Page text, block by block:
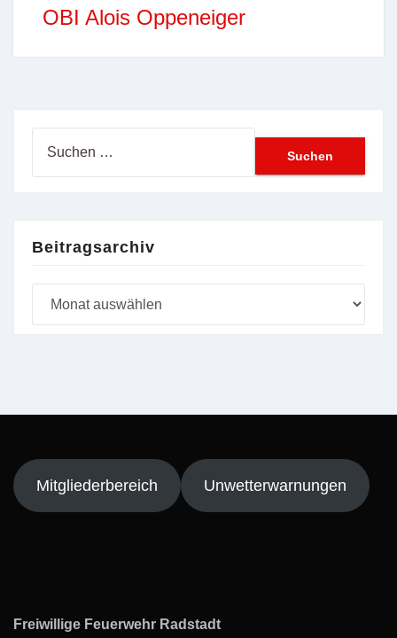
OBI Alois Oppeneiger
Beitragsarchiv
Mitgliederbereich Unwetterwarnungen
Freiwillige Feuerwehr Radstadt